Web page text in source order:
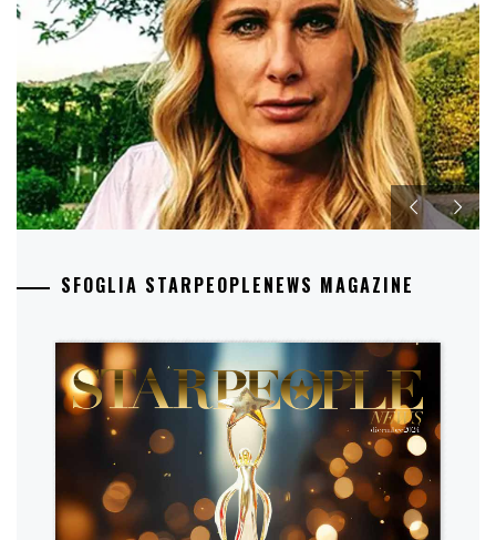
SFOGLIA STARPEOPLENEWS MAGAZINE